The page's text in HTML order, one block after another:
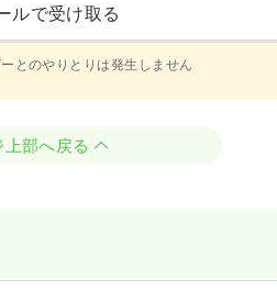
ルで受け取る
とのやりとりは発生しません
部へ戻る